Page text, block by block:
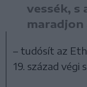
vessék, s
maradjon
– tudósít az
19. század végi